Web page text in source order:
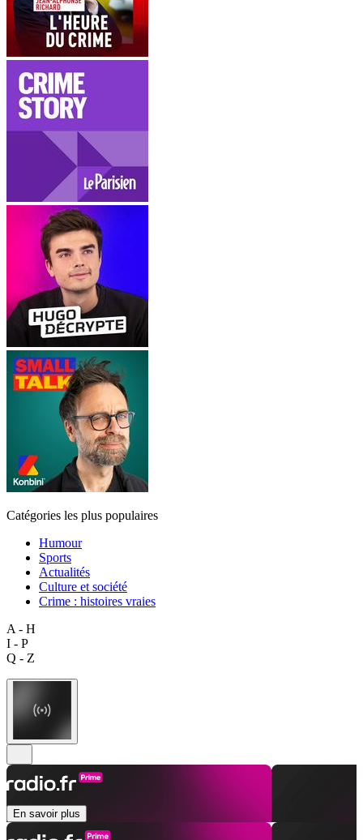
Catégories les plus populaires
Humour
Sports
Actualités
Culture et société
Crime : histoires vraies
A - H
I - P
Q - Z
En savoir plus